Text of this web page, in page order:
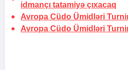
idmançı tatamiyə çıxacaq
Avropa Cüdo Ümidləri
Avropa Cüdo Ümidləri